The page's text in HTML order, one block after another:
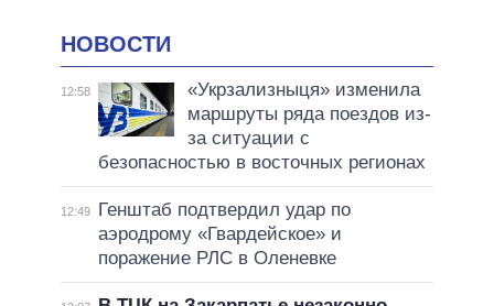
НОВОСТИ
12:58
«Укрзализныця» изменила
маршруты ряда поездов из-
за ситуации с
безопасностью в восточных регионах
12:49
Генштаб подтвердил удар по
аэродрому «Гвардейское» и
поражение РЛС в Оленевке